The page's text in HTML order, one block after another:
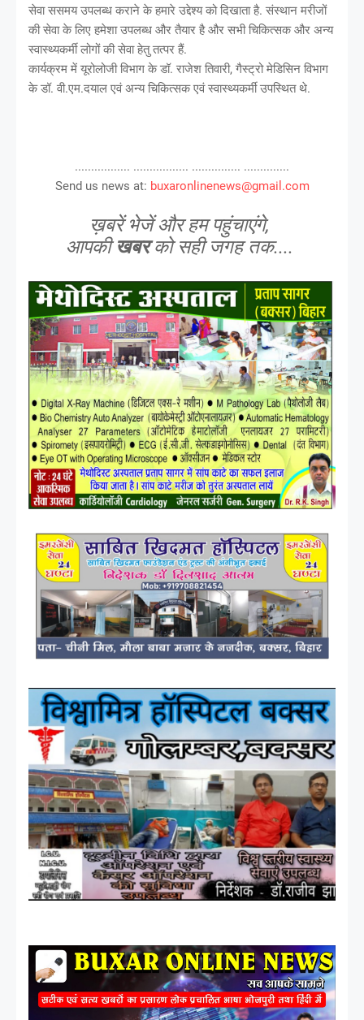
सेवा ससमय उपलब्ध कराने के हमारे उद्देश्य को दिखाता है. संस्थान मरीजों
की सेवा के लिए हमेशा उपलब्ध और तैयार है और सभी चिकित्सक और अन्य
स्वास्थ्यकर्मी लोगों की सेवा हेतु तत्पर हैं.
कार्यक्रम में यूरोलोजी विभाग के डॉ. राजेश तिवारी, गैस्ट्रो मेडिसिन विभाग
के डॉ. वी.एम.दयाल एवं अन्य चिकित्सक एवं स्वास्थ्यकर्मी उपस्थित थे.
................. ................. ............... ..............
Send us news at: buxaronlinenews@gmail.com
ख़बरें भेजें और हम पहुंचाएंगे,
आपकीखबरको सही जगह तक....